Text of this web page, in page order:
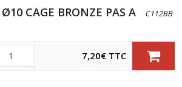
CAGE BRONZE PAS A
C112BB
7,20€ TTC